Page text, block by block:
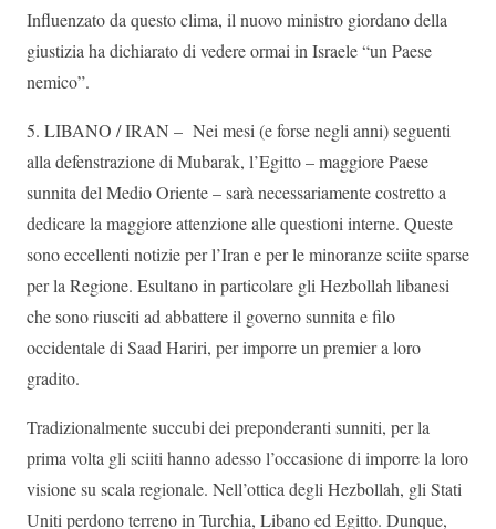
Influenzato da questo clima, il nuovo ministro giordano della
giustizia ha dichiarato di vedere ormai in Israele “un Paese
nemico”.
5. LIBANO / IRAN – Nei mesi (e forse negli anni) seguenti
alla defenstrazione di Mubarak, l’Egitto – maggiore Paese
sunnita del Medio Oriente – sarà necessariamente costretto a
dedicare la maggiore attenzione alle questioni interne. Queste
sono eccellenti notizie per l’Iran e per le minoranze sciite sparse
per la Regione. Esultano in particolare gli Hezbollah libanesi
che sono riusciti ad abbattere il governo sunnita e filo
occidentale di Saad Hariri, per imporre un premier a loro
gradito.
Tradizionalmente succubi dei preponderanti sunniti, per la
prima volta gli sciiti hanno adesso l’occasione di imporre la loro
visione su scala regionale. Nell’ottica degli Hezbollah, gli Stati
Uniti perdono terreno in Turchia, Libano ed Egitto. Dunque,